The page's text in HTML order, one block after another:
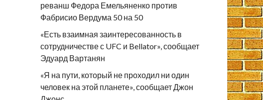
реванш Федора Емельяненко против
Фабрисио Вердума 50 на 50
«Есть взаимная заинтересованность в
сотрудничестве с UFC и Bellator», сообщает
Эдуард Вартанян
«Я на пути, который не проходил ни один
человек на этой планете», сообщает Джон